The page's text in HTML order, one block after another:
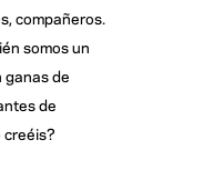
compañeros.
somos un
ganas de
de
creéis?